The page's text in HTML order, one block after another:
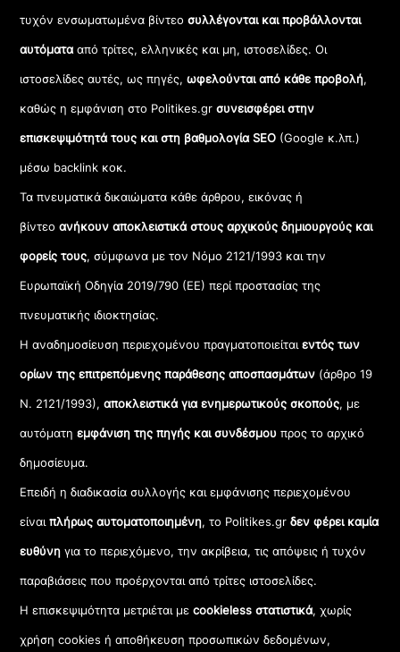
τυχόν ενσωματωμένα βίντεοσυλλέγονται και προβάλλονται
αυτόματααπό τρίτες, ελληνικές και μη, ιστοσελίδες. Οι
ιστοσελίδες αυτές, ως πηγές,ωφελούνται από κάθε προβολή,
καθώς η εμφάνιση στο Politikes.gr συνεισφέρει στην
επισκεψιμότητά τους και στη βαθμολογία SEO (Google κ.λπ.)
μέσω backlink κοκ.
Τα πνευματικά δικαιώματα κάθε άρθρου, εικόνας ή
βίντεοανήκουν αποκλειστικά στους αρχικούς δημιουργούς και
φορείς τους, σύμφωνα με τον Νόμο 2121/1993 και την
Ευρωπαϊκή Οδηγία 2019/790 (ΕΕ) περί προστασίας της
πνευματικής ιδιοκτησίας.
Η αναδημοσίευση περιεχομένου πραγματοποιείταιεντός των
ορίων της επιτρεπόμενης παράθεσης αποσπασμάτων (άρθρο 19
Ν. 2121/1993), αποκλειστικά για ενημερωτικούς σκοπούς, με
αυτόματηεμφάνιση της πηγής και συνδέσμου προς το αρχικό
δημοσίευμα.
Επειδή η διαδικασία συλλογής και εμφάνισης περιεχομένου
είναιπλήρως αυτοματοποιημένη, το Politikes.grδεν φέρει καμία
ευθύνη για το περιεχόμενο, την ακρίβεια, τις απόψεις ή τυχόν
παραβιάσεις που προέρχονται από τρίτες ιστοσελίδες.
Η επισκεψιμότητα μετριέται μεcookieless στατιστικά, χωρίς
χρήση cookies ή αποθήκευση προσωπικών δεδομένων,